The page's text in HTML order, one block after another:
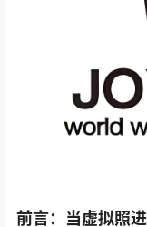
前言：当虚拟照